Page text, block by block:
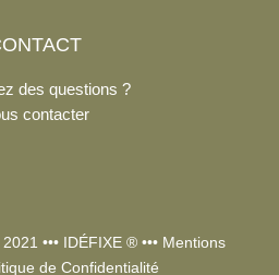
des questions ?
contacter
••• IDÉFIXE® ••• Mentions
de Confidentialité